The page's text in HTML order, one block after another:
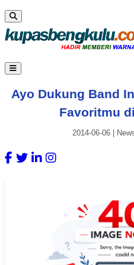
Ayo Dukung Band
Favoritmu
2014-06-06